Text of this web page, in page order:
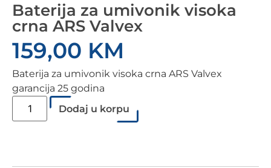
Baterija za umivonik visoka
crna ARS Valvex
159,00 KM
Baterija za umivonik visoka crna ARS Valvex
garancija 25 godina
Dodaj u korpu